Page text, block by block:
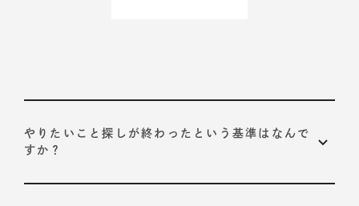
やりたいこと探しが終わったという基準はなんで
すか？